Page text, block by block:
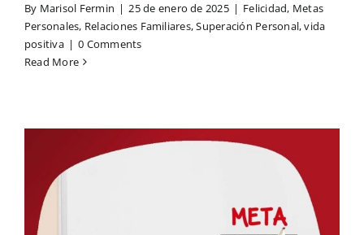
By Marisol Fermin | 25 de enero de 2025 | Felicidad, Metas
Personales, Relaciones Familiares,Superación Personal,vida
positiva | 0 Comments
Read More